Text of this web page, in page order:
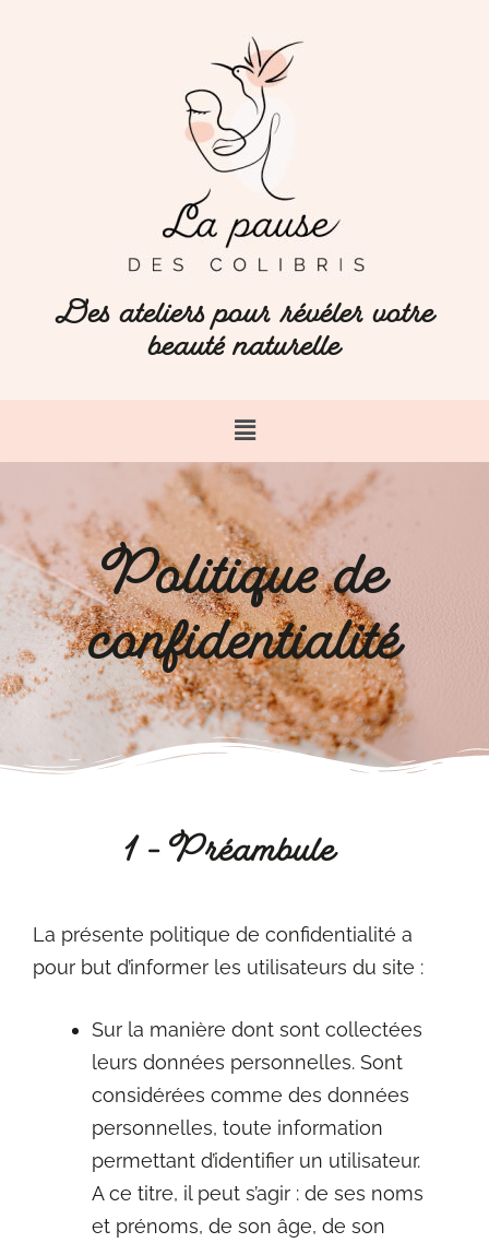
Des ateliers pour révéler votre
beauté naturelle
Politique de
confidentialité
1 - Préambule
La présente politique de confidentialité a
pour but d’informer les utilisateurs du site :
Sur la manière dont sont collectées
leurs données personnelles. Sont
considérées comme des données
personnelles, toute information
permettant d’identifier un utilisateur.
A ce titre, il peut s’agir : de ses noms
et prénoms, de son âge, de son